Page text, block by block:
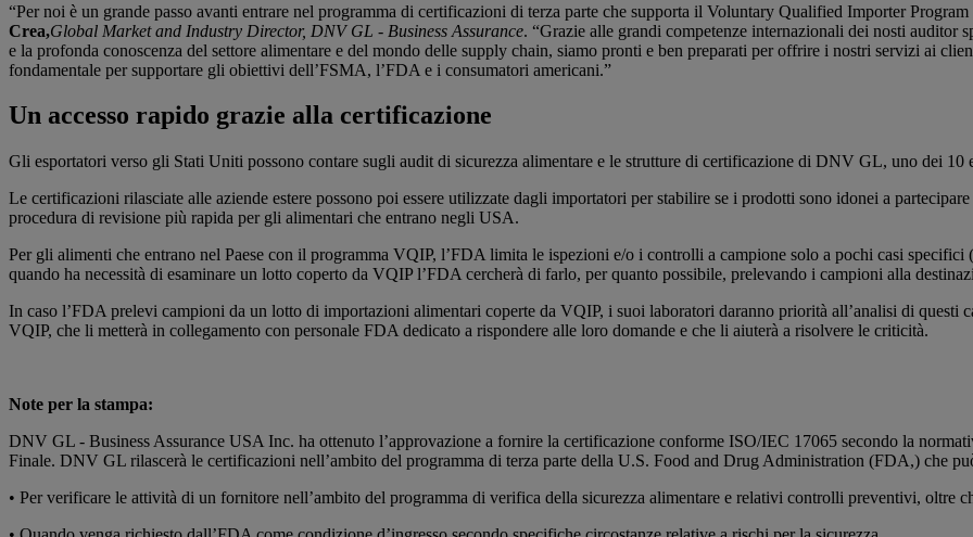
“Per noi è un grande passo avanti entrare nel programma di certificazioni di terza parte che supporta il Voluntary Qualified Importer
Crea,Global Market and Industry Director, DNV GL - Business Assurance. “Grazie alle grandi competenze internazionali dei nosti auditor
e la profonda conoscenza del settore alimentare e del mondo delle supply chain, siamo pronti e ben preparati per offrire i nostri servizi ai
fondamentale per supportare gli obiettivi dell’FSMA, l’FDA e i consumatori americani.”
Un accesso rapido grazie alla certificazione
Gli esportatori verso gli Stati Uniti possono contare sugli audit di sicurezza alimentare e le strutture di certificazione di DNV GL, uno dei 10
Le certificazioni rilasciate alle aziende estere possono poi essere utilizzate dagli importatori per stabilire se i prodotti sono idonei a
procedura di revisione più rapida per gli alimentari che entrano negli USA.
Per gli alimenti che entrano nel Paese con il programma VQIP, l’FDA limita le ispezioni e/o i controlli a campione solo a pochi casi
quando ha necessità di esaminare un lotto coperto da VQIP l’FDA cercherà di farlo, per quanto possibile, prelevando i campioni alla
In caso l’FDA prelevi campioni da un lotto di importazioni alimentari coperte da VQIP, i suoi laboratori daranno priorità all’analisi di
VQIP, che li metterà in collegamento con personale FDA dedicato a rispondere alle loro domande e che li aiuterà a risolvere le criticità.
Note per la stampa:
DNV GL - Business Assurance USA Inc. ha ottenuto l’approvazione a fornire la certificazione conforme ISO/IEC 17065 secondo la
Finale. DNV GL rilascerà le certificazioni nell’ambito del programma di terza parte della U.S. Food and Drug Administration (FDA,) che
• Per verificare le attività di un fornitore nell’ambito del programma di verifica della sicurezza alimentare e relativi controlli preventivi, oltre